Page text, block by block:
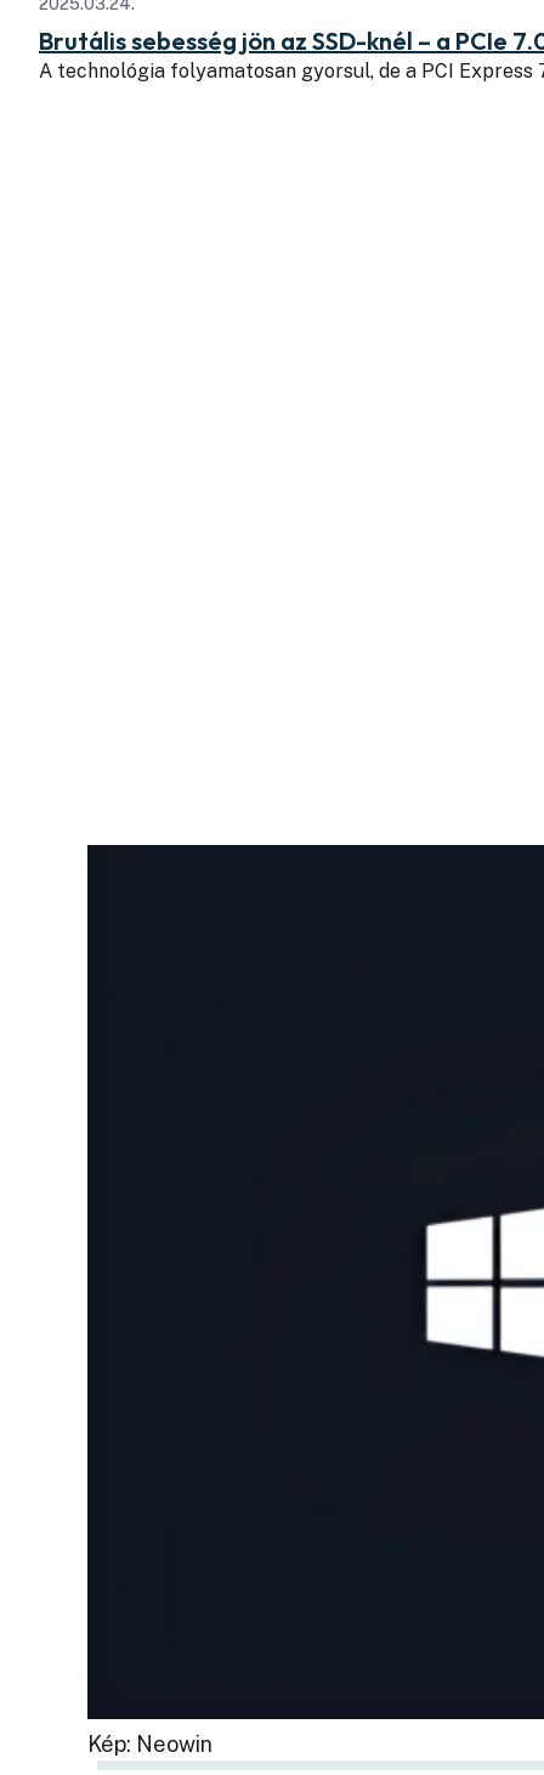
Brutális sebesség jön az SSD-knél – a PCIe
A technológia folyamatosan gyorsul, de a PCI Express
Kép: Neowin